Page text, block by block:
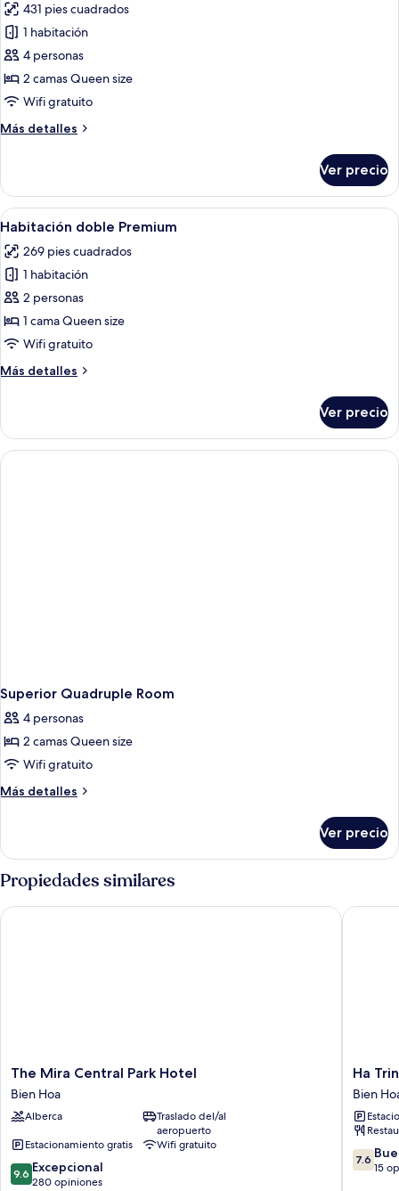
las
fotos
de
Habitación
cuádruple
431 pies cuadrados
1 habitación
4 personas
2 camas Queen size
Wifi gratuito
Más detalles
Más
cuádruple
Premium
Ver precio
Abrir
todas
las
fotos
de
Habitación
doble
Una habitación de hotel con una
15
Habitación doble Premium
269 pies cuadrados
1 habitación
2 personas
1 cama Queen size
Wifi gratuito
Más detalles
Más
doble
Premium
Ver precio
Superior Quadruple Room
4 personas
2 camas Queen size
Wifi gratuito
Más detalles
Más
Quadruple
Room
Ver precio
Propiedades similares
The
Mira
Central
Park
Bien
Hoa
The Mira Central Park Hotel
Bien Hoa
Alberca
Traslado del/al
aeropuerto
Estacionamiento gratis
Wifi gratuito
9.6
de
9.6 Excepcional
280 opiniones
The Mira Central Park Hotel
Ha
Trinh
Hotel
Bien
Hoa
Ha
Bien
7.6
de
7.6
15
Ha